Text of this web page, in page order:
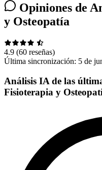
Opiniones de
y Osteopatía
4.9 (60 reseñas)
Última sincronización: 5 de
Análisis IA de las
Fisioterapia y